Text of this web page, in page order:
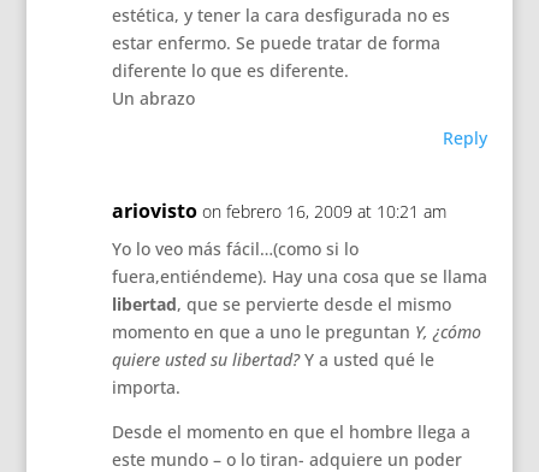
estética, y tener la cara desfigurada no es
estar enfermo. Se puede tratar de forma
diferente lo que es diferente.
Un abrazo
Reply
ariovisto on febrero 16, 2009 at 10:21 am
Yo lo veo más fácil…(como si lo
fuera,entiéndeme). Hay una cosa que se llama
libertad, que se pervierte desde el mismo
momento en que a uno le preguntan Y, ¿cómo
quiere usted su libertad?Y a usted qué le
importa.
Desde el momento en que el hombre llega a
este mundo – o lo tiran- adquiere un poder